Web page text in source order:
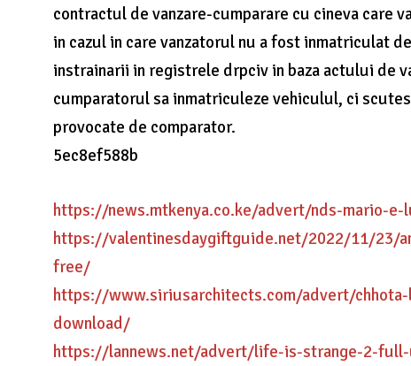
contractul de vanzare-cumparare cu cineva care
in cazul in care vanzatorul nu a fost inmatriculat
instrainarii in registrele drpciv in baza actului de
cumparatorul sa inmatriculeze vehiculul, ci
provocate de comparator.
5ec8ef588b
https://news.mtkenya.co.ke/advert/nds-mario-
https://valentinesdaygiftguide.net/2022/11/23/
free/
https://www.siriusarchitects.com/advert/
download/
https://lannews.net/advert/life-is-strange-2-